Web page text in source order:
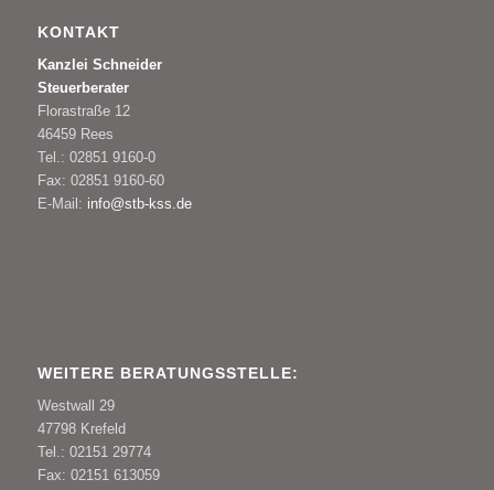
KONTAKT
Kanzlei Schneider
Steuerberater
Florastraße 12
46459 Rees
Tel.: 02851 9160-0
Fax: 02851 9160-60
E-Mail: info@stb-kss.de
WEITERE BERATUNGSSTELLE:
Westwall 29
47798 Krefeld
Tel.: 02151 29774
Fax: 02151 613059